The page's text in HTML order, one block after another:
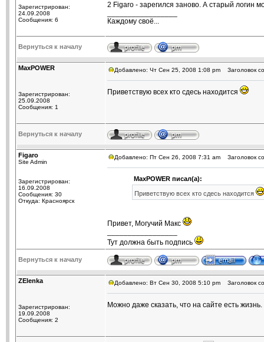
Зарегистрирован:
24.09.2008
Сообщения: 6
2 Figaro - зарегился заново. А старый логин
Каждому своё...
Вернуться к началу
MaxPOWER
Зарегистрирован:
25.09.2008
Сообщения: 1
Добавлено: Чт Сен 25, 2008 1:08 pm Заголовок
Приветствую всех кто сдесь находится
Вернуться к началу
Figaro
Site Admin
Зарегистрирован:
16.09.2008
Сообщения: 30
Откуда: Красноярск
Добавлено: Пт Сен 26, 2008 7:31 am Заголовок
MaxPOWER писал(а):
Приветствую всех кто сдесь находится
Привет, Могучий Макс
Тут должна быть подпись
Вернуться к началу
ZElenka
Зарегистрирован:
19.09.2008
Сообщения: 2
Добавлено: Вт Сен 30, 2008 5:10 pm Заголовок
Можно даже сказать, что на сайте есть